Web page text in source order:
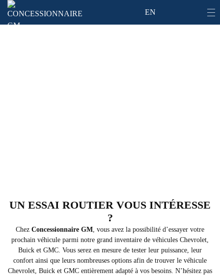
EN
UN ESSAI ROUTIER VOUS INTÉRESSE
?
Chez Concessionnaire GM, vous avez la possibilité d’essayer votre
prochain véhicule parmi notre grand inventaire de véhicules Chevrolet,
Buick et GMC. Vous serez en mesure de tester leur puissance, leur
confort ainsi que leurs nombreuses options afin de trouver le véhicule
Chevrolet, Buick et GMC entièrement adapté à vos besoins. N’hésitez pas